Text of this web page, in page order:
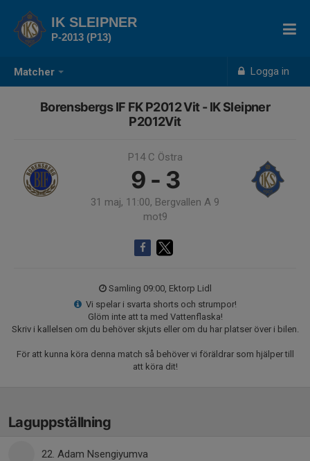
Matcher Logga in
IK SLEIPNER
P-2013 (P13)
Borensbergs IF FK P2012 Vit - IK Sleipner
P2012Vit
P14 C Östra
9 - 3
31 maj, 11:00, Bergvallen A 9
mot9
Samling 09:00, Ektorp Lidl
Vi spelar i svarta shorts och strumpor!
Glöm inte att ta med Vattenflaska!
Skriv i kallelsen om du behöver skjuts eller om du har platser över i bilen.
För att kunna köra denna match så behöver vi föräldrar som hjälper till
att köra dit!
Laguppställning
22. Adam Nsengiyumva